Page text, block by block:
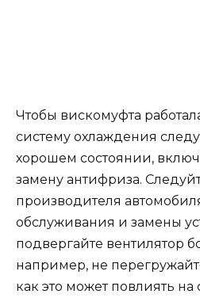
Чтобы вискомуфта
систему охлаждения
хорошем состоянии,
замену антифриза.
производителя
обслуживания и замены
подвергайте вентилятор
например, не
как это может повлиять на